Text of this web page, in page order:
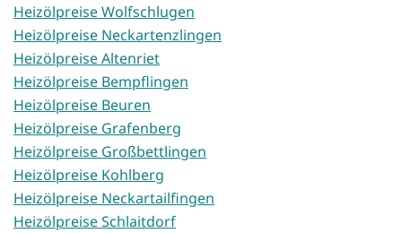
Heizölpreise Wolfschlugen
Heizölpreise Neckartenzlingen
Heizölpreise Altenriet
Heizölpreise Bempflingen
Heizölpreise Beuren
Heizölpreise Grafenberg
Heizölpreise Großbettlingen
Heizölpreise Kohlberg
Heizölpreise Neckartailfingen
Heizölpreise Schlaitdorf